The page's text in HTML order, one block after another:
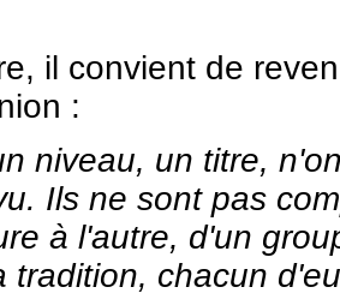
il convient de
:
niveau, un titre,
Ils ne sont pas
à l'autre, d'un
tradition, chacun